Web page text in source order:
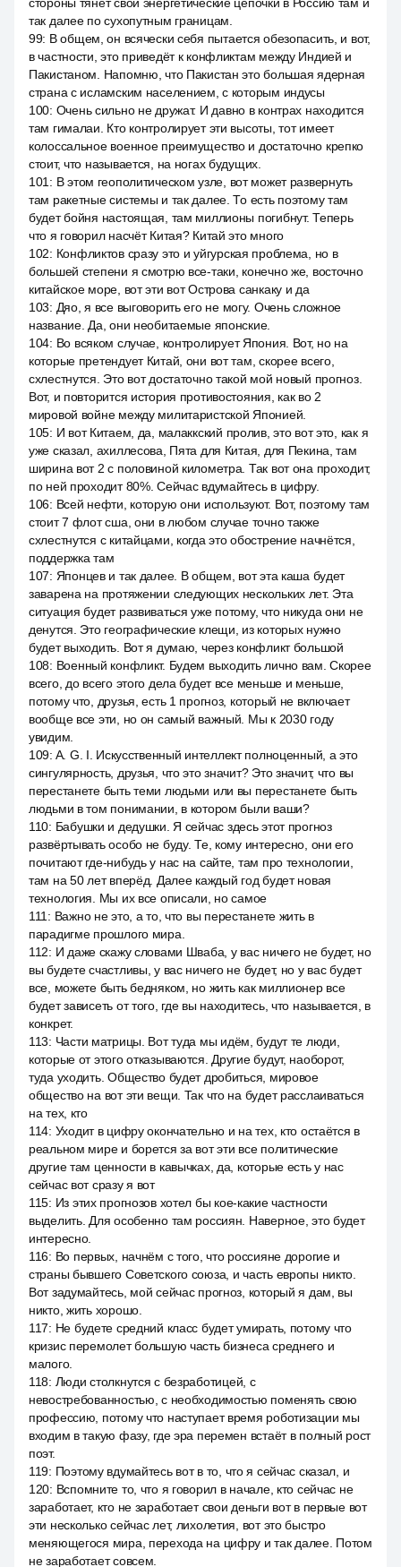
так далее по сухопутным границам.
99: В общем, он всячески себя пытается обезопасить, и вот,
в частности, это приведёт к конфликтам между Индией и
Пакистаном. Напомню, что Пакистан это большая ядерная
страна с исламским населением, с которым индусы
100: Очень сильно не дружат. И давно в контрах находится
там гималаи. Кто контролирует эти высоты, тот имеет
колоссальное военное преимущество и достаточно крепко
стоит, что называется, на ногах будущих.
101 : В этом геополитическом узле, вот может развернуть
там ракетные системы и так далее. То есть поэтому там
будет бойня настоящая, там миллионы погибнут. Теперь
что я говорил насчёт Китая? Китай это много
102: Конфликтов сразу это и уйгурская проблема, но в
большей степени я смотрю все-таки, конечно же, восточно
китайское море, вот эти вот Острова санкаку и да
103: Дяо, я все выговорить его не могу. Очень сложное
название. Да, они необитаемые японские.
104: Во всяком случае, контролирует Япония. Вот, но на
которые претендует Китай, они вот там, скорее всего,
схлестнутся. Это вот достаточно такой мой новый прогноз.
Вот, и повторится история противостояния, как во 2
мировой войне между милитаристской Японией.
105: И вот Китаем, да, малаккский пролив, это вот это, как я
уже сказал, ахиллесова, Пята для Китая, для Пекина, там
ширина вот 2 с половиной километра. Так вот она проходит,
по ней проходит 80%. Сейчас вдумайтесь в цифру.
106: Всей нефти, которую они используют. Вот, поэтому там
стоит 7 флот сша, они в любом случае точно также
схлестнутся с китайцами, когда это обострение начнётся,
поддержка там
107: Японцев и так далее. В общем, вот эта каша будет
заварена на протяжении следующих нескольких лет. Эта
ситуация будет развиваться уже потому, что никуда они не
денутся. Это географические клещи, из которых нужно
будет выходить. Вот я думаю, через конфликт большой
108: Военный конфликт. Будем выходить лично вам. Скорее
всего, до всего этого дела будет все меньше и меньше,
потому что, друзья, есть 1 прогноз, который не включает
вообще все эти, но он самый важный. Мы к 2030 году
увидим.
109: A. G. I. Искусственный интеллект полноценный, а это
сингулярность, друзья, что это значит? Это значит, что вы
перестанете быть теми людьми или вы перестанете быть
людьми в том понимании, в котором были ваши?
110: Бабушки и дедушки. Я сейчас здесь этот прогноз
развёртывать особо не буду. Те, кому интересно, они его
почитают где-нибудь у нас на сайте, там про технологии,
там на 50 лет вперёд. Далее каждый год будет новая
технология. Мы их все описали, но самое
111 : Важно не это, а то, что вы перестанете жить в
парадигме прошлого мира.
112: И даже скажу словами Шваба, у вас ничего не будет, но
вы будете счастливы, у вас ничего не будет, но у вас будет
все, можете быть бедняком, но жить как миллионер все
будет зависеть от того, где вы находитесь, что называется, в
конкрет.
113: Части матрицы. Вот туда мы идём, будут те люди,
которые от этого отказываются. Другие будут, наоборот,
туда уходить. Общество будет дробиться, мировое
общество на вот эти вещи. Так что на будет расслаиваться
на тех, кто
114: Уходит в цифру окончательно и на тех, кто остаётся в
реальном мире и борется за вот эти все политические
другие там ценности в кавычках, да, которые есть у нас
сейчас вот сразу я вот
115: Из этих прогнозов хотел бы кое-какие частности
выделить. Для особенно там россиян. Наверное, это будет
интересно.
116: Во первых, начнём с того, что россияне дорогие и
страны бывшего Советского союза, и часть европы никто.
Вот задумайтесь, мой сейчас прогноз, который я дам, вы
никто, жить хорошо.
117: Не будете средний класс будет умирать, потому что
кризис перемолет большую часть бизнеса среднего и
малого.
118: Люди столкнутся с безработицей, с
невостребованностью, с необходимостью поменять свою
профессию, потому что наступает время роботизации мы
входим в такую фазу, где эра перемен встаёт в полный рост
поэт.
119: Поэтому вдумайтесь вот в то, что я сейчас сказал, и
120: Вспомните то, что я говорил в начале, кто сейчас не
заработает, кто не заработает свои деньги вот в первые вот
эти несколько сейчас лет, лихолетия, вот это быстро
меняющегося мира, перехода на цифру и так далее. Потом
не заработает совсем.